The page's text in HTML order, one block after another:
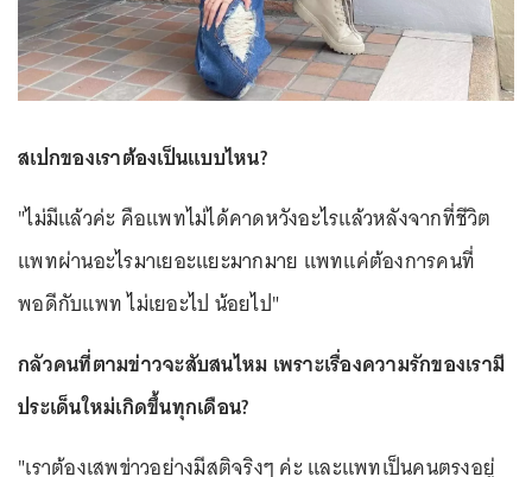
สเปกของเราต้องเป็นแบบไหน?
"ไม่มีแล้วค่ะ คือแพทไม่ได้คาดหวังอะไรแล้วหลังจากที่ชีวิต
แพทผ่านอะไรมาเยอะแยะมากมาย แพทแค่ต้องการคนที่
พอดีกับแพท ไม่เยอะไป น้อยไป"
กลัวคนที่ตามข่าวจะสับสนไหม เพราะเรื่องความรักของเรามี
ประเด็นใหม่เกิดขึ้นทุกเดือน?
"เราต้องเสพข่าวอย่างมีสติจริงๆ ค่ะ และแพทเป็นคนตรงอยู่